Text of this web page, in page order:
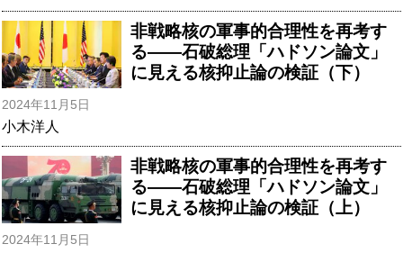
非戦略核の軍事的合理性を再考す
る――石破総理「ハドソン論文」
に見える核抑止論の検証（下）
2024年11月5日
小木洋人
非戦略核の軍事的合理性を再考す
る――石破総理「ハドソン論文」
に見える核抑止論の検証（上）
2024年11月5日